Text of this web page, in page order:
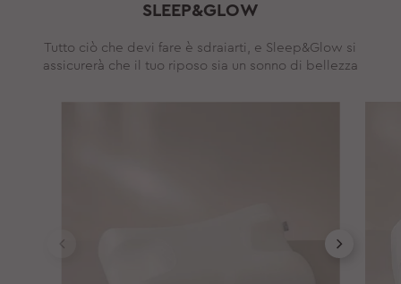
SLEEP&GLOW
Tutto ciò che devi fare è sdraiarti, e Sleep&Glow si
assicurerà che il tuo riposo sia un sonno di bellezza